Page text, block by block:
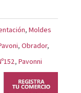
, Moldes
, Obrador,
, Pavonni